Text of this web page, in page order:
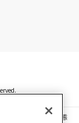
音声等を、手段や形態